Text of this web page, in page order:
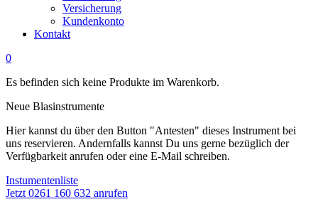
Versicherung
Kundenkonto
Kontakt
0
Es befinden sich keine Produkte im Warenkorb.
Neue Blasinstrumente
Hier kannst du über den Button "Antesten" dieses Instrument bei
uns reservieren. Andernfalls kannst Du uns gerne bezüglich der
Verfügbarkeit anrufen oder eine E-Mail schreiben.
Instumentenliste
Jetzt 0261 160 632 anrufen